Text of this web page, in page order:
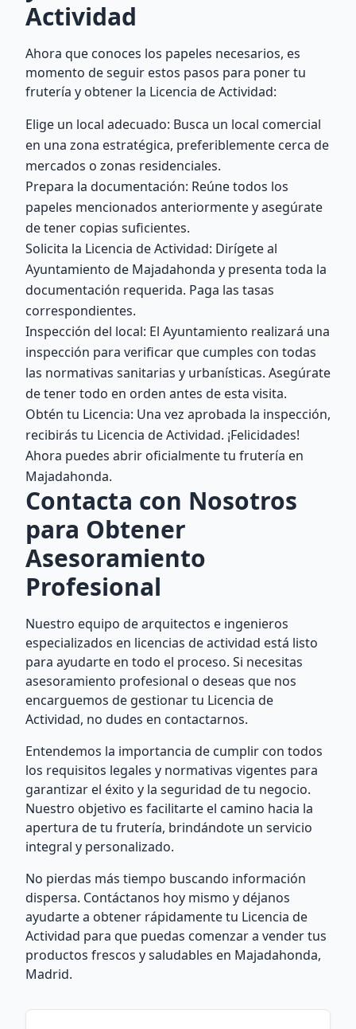
Actividad
Ahora que conoces los papeles necesarios, es
momento de seguir estos pasos para poner tu
frutería y obtener la Licencia de Actividad:
Elige un local adecuado: Busca un local comercial
en una zona estratégica, preferiblemente cerca de
mercados o zonas residenciales.
Prepara la documentación: Reúne todos los
papeles mencionados anteriormente y asegúrate
de tener copias suficientes.
Solicita la Licencia de Actividad: Dirígete al
Ayuntamiento de Majadahonda y presenta toda la
documentación requerida. Paga las tasas
correspondientes.
Inspección del local: El Ayuntamiento realizará una
inspección para verificar que cumples con todas
las normativas sanitarias y urbanísticas. Asegúrate
de tener todo en orden antes de esta visita.
Obtén tu Licencia: Una vez aprobada la inspección,
recibirás tu Licencia de Actividad. ¡Felicidades!
Ahora puedes abrir oficialmente tu frutería en
Majadahonda.
Contacta con Nosotros
para Obtener
Asesoramiento
Profesional
Nuestro equipo de arquitectos e ingenieros
especializados en licencias de actividad está listo
para ayudarte en todo el proceso. Si necesitas
asesoramiento profesional o deseas que nos
encarguemos de gestionar tu Licencia de
Actividad, no dudes en contactarnos.
Entendemos la importancia de cumplir con todos
los requisitos legales y normativas vigentes para
garantizar el éxito y la seguridad de tu negocio.
Nuestro objetivo es facilitarte el camino hacia la
apertura de tu frutería, brindándote un servicio
integral y personalizado.
No pierdas más tiempo buscando información
dispersa. Contáctanos hoy mismo y déjanos
ayudarte a obtener rápidamente tu Licencia de
Actividad para que puedas comenzar a vender tus
productos frescos y saludables en Majadahonda,
Madrid.